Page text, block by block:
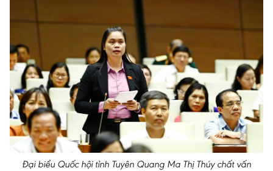
Đại biểu Quốc hội tỉnh Tuyên Quang Ma Thị Thúy chất vấn